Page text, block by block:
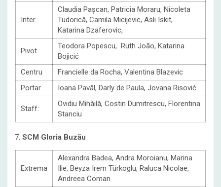
Inter
Claudia Pașcan, Patricia Moraru, Nicoleta
Tudorică, Camila Micijevic, Asli Iskit,
Katarina Dzaferovic,
Pivot
Teodora Popescu, Ruth João, Katarina
Bojicić
Centru
Francielle da Rocha, Valentina Blazevic
Portar
Ioana Pavăl, Darly de Paula, Jovana Risović
Staff:
Ovidiu Mihăilă, Costin Dumitrescu, Florentina
Stanciu
7. SCM Gloria Buzău
Extrema
Alexandra Badea, Andra Moroianu, Marina
Ilie, Beyza Irem Türkoglu, Raluca Nicolae,
Andreea Coman